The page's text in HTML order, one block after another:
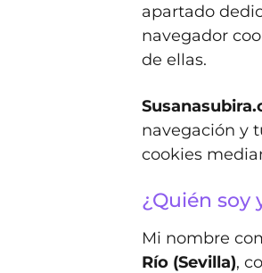
apartado
navegador
de ellas.
navegación y
cookies
¿Quién soy
Mi nombre
Río (Sevilla),